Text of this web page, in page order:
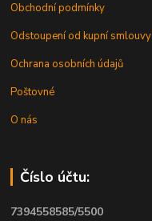
Obchodní podmínky
Odstoupení od kupní smlouvy
Ochrana osobních údajů
Poštovné
O nás
Číslo účtu:
7394558585/5500